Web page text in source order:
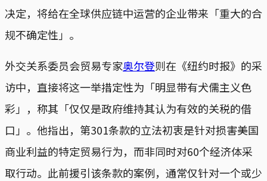
决定，将给在全球供应链中运营的企业带来「重大的合
规不确定性」。
外交关系委员会贸易专家奥尔登则在《纽约时报》的采
访中，直接将这一举措定性为「明显带有犬儒主义色
彩」，称其「仅仅是政府维持其认为有效的关税的借
口」。他指出，第301条款的立法初衷是针对损害美国
商业利益的特定贸易行为，而非同时对60个经济体采
取行动。此前援引该条款的案例，通常仅针对一个或少